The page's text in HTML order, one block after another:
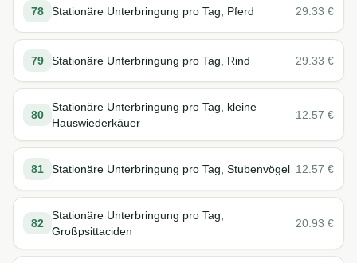
78 Stationäre Unterbringung pro Tag, Pferd 29.33 €
79 Stationäre Unterbringung pro Tag, Rind 29.33 €
80
Stationäre Unterbringung pro Tag, kleine
Hauswiederkäuer
12.57 €
81 Stationäre Unterbringung pro Tag, Stubenvögel 12.57 €
82
Stationäre Unterbringung pro Tag,
Großpsittaciden
20.93 €